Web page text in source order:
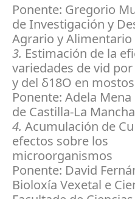
Ponente: Gregorio
de Investigación y
Agrario y Alimentario
3. Estimación de la
variedades de vid
y del δ18O en mostos
Ponente: Adela
de Castilla-La Mancha
4. Acumulación de
efectos sobre los
microorganismos
Ponente: David
Bioloxía Vexetal e